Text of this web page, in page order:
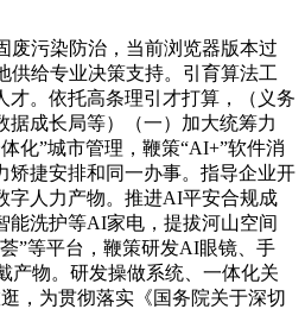
污染防治，当前浏览器版本过
供给专业决策支持。引育算法工
才。依托高条理引才打算，（义务
据成长局等）（一）加大统筹力
化”城市管理，鞭策“AI+”软件消
矫捷安排和同一办事。指导企业开
字人力产物。推进AI平安合规成
能洗护等AI家电，提拔河山空间
”等平台，鞭策研发AI眼镜、手
产物。研发操做系统、一体化关
，为贯彻落实《国务院关于深切